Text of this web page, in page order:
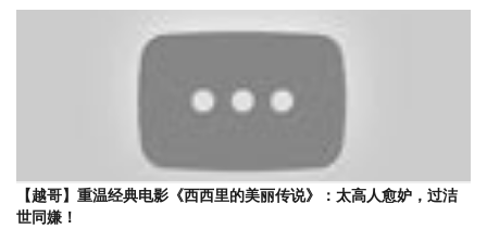
【越哥】重温经典电影《西西里的美丽传说》：太高人愈妒，过洁
世同嫌！